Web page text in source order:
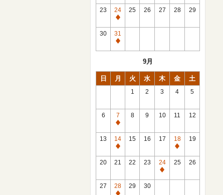
館
日
23
24
休
館
日
25 26 27 28 29
30
31
休
9月
日 月 火 水 木 金 土
1 2 3 4 5
6
7
休
館
日
8 9 10 11 12
13
14
休
館
15 16 17
18
休
館
19
20 21 22 23
24
休
25 26
27
28
29 30